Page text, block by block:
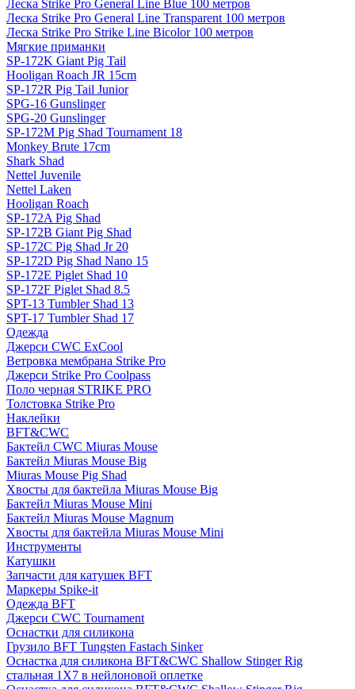
Леска Strike Pro General Line Blue 100 метров
Леска Strike Pro General Line Transparent 100 метров
Леска Strike Pro Strike Line Bicolor 100 метров
Мягкие приманки
SP-172K Giant Pig Tail
Hooligan Roach JR 15cm
SP-172R Pig Tail Junior
SPG-16 Gunslinger
SPG-20 Gunslinger
SP-172M Pig Shad Tournament 18
Monkey Brute 17cm
Shark Shad
Nettel Juvenile
Nettel Laken
Hooligan Roach
SP-172A Pig Shad
SP-172B Giant Pig Shad
SP-172C Pig Shad Jr 20
SP-172D Pig Shad Nano 15
SP-172E Piglet Shad 10
SP-172F Piglet Shad 8.5
SPT-13 Tumbler Shad 13
SPT-17 Tumbler Shad 17
Одежда
Джерси CWC ExCool
Ветровка мембрана Strike Pro
Джерси Strike Pro Coolpass
Поло черная STRIKE PRO
Толстовка Strike Pro
Наклейки
BFT&CWC
Бактейл CWC Miuras Mouse
Бактейл Miuras Mouse Big
Miuras Mouse Pig Shad
Хвосты для бактейла Miuras Mouse Big
Бактейл Miuras Mouse Mini
Бактейл Miuras Mouse Magnum
Хвосты для бактейла Miuras Mouse Mini
Инструменты
Катушки
Запчасти для катушек BFT
Маркеры Spike-it
Одежда BFT
Джерси CWC Tournament
Оснастки для силикона
Грузило BFT Tungsten Fastach Sinker
Оснастка для силикона BFT&CWC Shallow Stinger Rig
стальная 1X7 в нейлоновой оплетке